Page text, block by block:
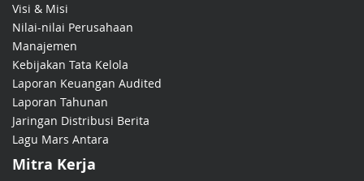
Visi & Misi
Nilai-nilai Perusahaan
Manajemen
Kebijakan Tata Kelola
Laporan Keuangan Audited
Laporan Tahunan
Jaringan Distribusi Berita
Lagu Mars Antara
Mitra Kerja